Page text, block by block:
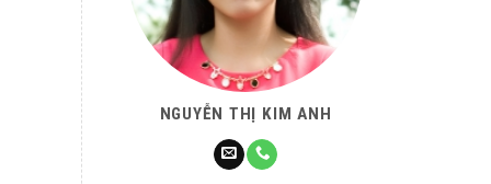
NGUYỄN THỊ KIM ANH